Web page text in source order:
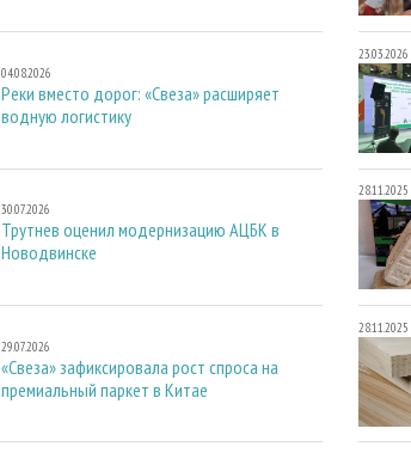
04.08.2026
Реки вместо дорог: «Свеза» расширяет
водную логистику
30.07.2026
Трутнев оценил модернизацию АЦБК в
Новодвинске
29.07.2026
«Свеза» зафиксировала рост спроса на
премиальный паркет в Китае
23.03.2026
28.11.2025
28.11.2025